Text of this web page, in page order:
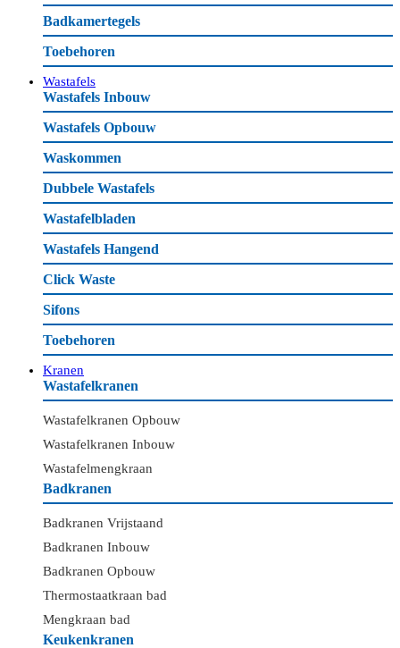
Badkamertegels
Toebehoren
Wastafels
Wastafels Inbouw
Wastafels Opbouw
Waskommen
Dubbele Wastafels
Wastafelbladen
Wastafels Hangend
Click Waste
Sifons
Toebehoren
Kranen
Wastafelkranen
Wastafelkranen Opbouw
Wastafelkranen Inbouw
Wastafelmengkraan
Badkranen
Badkranen Vrijstaand
Badkranen Inbouw
Badkranen Opbouw
Thermostaatkraan bad
Mengkraan bad
Keukenkranen